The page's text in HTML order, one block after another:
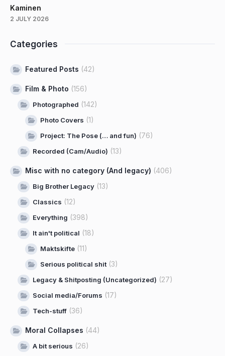
Kaminen
2 JULY 2026
Categories
Featured Posts (42)
Film & Photo (156)
Photographed (142)
Photo Covers (1)
Project: The Pose (… and fun) (76)
Recorded (Cam/Audio) (13)
Misc with no category (And legacy) (406)
Big Brother Legacy (13)
Classics (12)
Everything (398)
It ain't political (18)
Maktskifte (11)
Serious political shit (3)
Legacy & Shitposting (Uncategorized) (27)
Social media/Forums (17)
Tech-stuff (36)
Moral Collapses (44)
A bit serious (26)